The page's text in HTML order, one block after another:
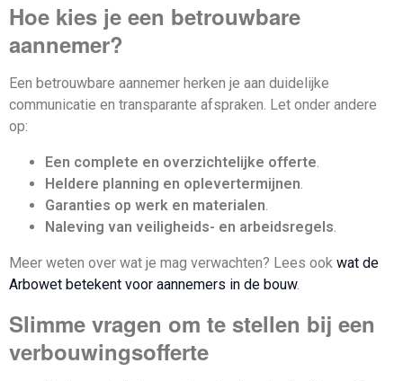
Hoe kies je een betrouwbare
aannemer?
Een betrouwbare aannemer herken je aan duidelijke
communicatie en transparante afspraken. Let onder andere
op:
Een complete en overzichtelijke offerte.
Heldere planning en oplevertermijnen.
Garanties op werk en materialen.
Naleving van veiligheids- en arbeidsregels.
Meer weten over wat je mag verwachten? Lees ook wat de
Arbowet betekent voor aannemers in de bouw.
Slimme vragen om te stellen bij een
verbouwingsofferte